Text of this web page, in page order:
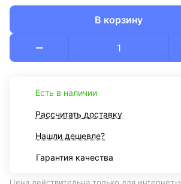
В корзину
Есть в наличии
Рассчитать доставку
Нашли дешевле?
Гарантия качества